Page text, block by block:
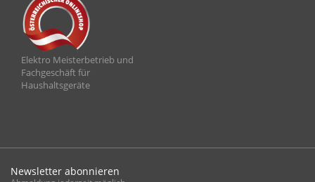
Elektro Meisterbetrieb und
Fachgeschäft für
Haushaltsgeräte
Newsletter abonnieren